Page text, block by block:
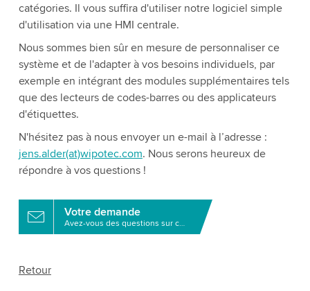
catégories. Il vous suffira d'utiliser notre logiciel simple
d'utilisation via une HMI centrale.
Nous sommes bien sûr en mesure de personnaliser ce
système et de l'adapter à vos besoins individuels, par
exemple en intégrant des modules supplémentaires tels
que des lecteurs de codes-barres ou des applicateurs
d'étiquettes.
N'hésitez pas à nous envoyer un e-mail à l’adresse :
jens.alder(at)wipotec.com. Nous serons heureux de
répondre à vos questions !
Votre demande
Avez-vous des questions sur ce produit?
Retour